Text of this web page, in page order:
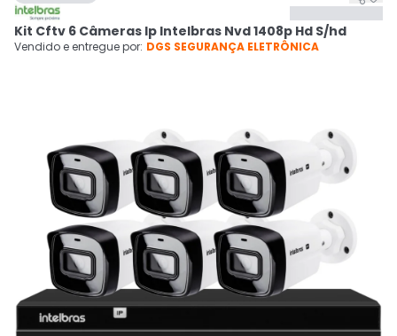
Cupons
CADASTRE-SE
Kit Cftv 6 Câmeras Ip Intelbras Nvd 1408p Hd S/hd
Vendido e entregue por: DGS SEGURANÇA ELETRÔNICA